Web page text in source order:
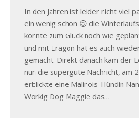
In den Jahren ist leider nicht viel
ein wenig schon 😉 die
konnte zum Glück noch wie
und mit Eragon hat es auch
gemacht. Direkt danach kam der
nun die supergute Nachricht, am
erblickte eine Malinois-Hündin
Workig Dog Maggie das…